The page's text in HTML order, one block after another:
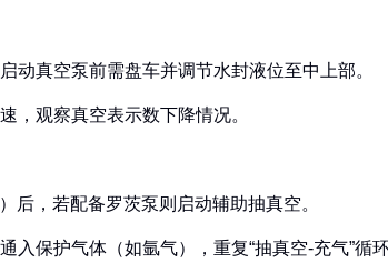
动真空泵前需盘车并调节水封液位至中上部。
，观察真空表示数下降情况。
后，若配备罗茨泵则启动辅助抽真空。
入保护气体（如氩气），重复“抽真空-充气”循